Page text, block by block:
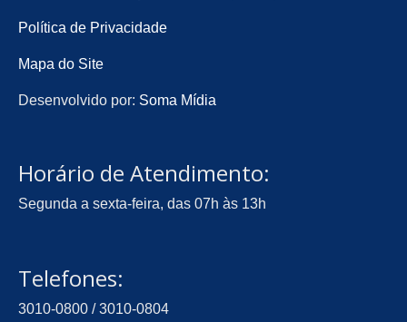
Política de Privacidade
Mapa do Site
Desenvolvido por: Soma Mídia
Horário de Atendimento:
Segunda a sexta-feira, das 07h às 13h
Telefones:
3010-0800 / 3010-0804